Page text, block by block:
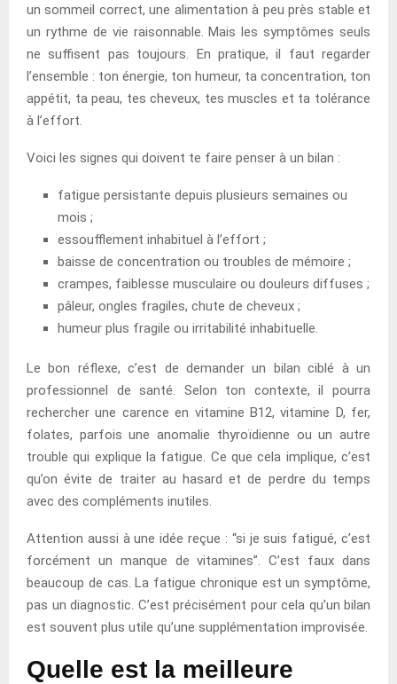
un sommeil correct, une alimentation à peu près stable et
un rythme de vie raisonnable. Mais les symptômes seuls
ne suffisent pas toujours. En pratique, il faut regarder
l’ensemble : ton énergie, ton humeur, ta concentration, ton
appétit, ta peau, tes cheveux, tes muscles et ta tolérance
à l’effort.
Voici les signes qui doivent te faire penser à un bilan :
fatigue persistante depuis plusieurs semaines ou
mois ;
essoufflement inhabituel à l’effort ;
baisse de concentration ou troubles de mémoire ;
crampes, faiblesse musculaire ou douleurs diffuses ;
pâleur, ongles fragiles, chute de cheveux ;
humeur plus fragile ou irritabilité inhabituelle.
Le bon réflexe, c’est de demander un bilan ciblé à un
professionnel de santé. Selon ton contexte, il pourra
rechercher une carence en vitamine B12, vitamine D, fer,
folates, parfois une anomalie thyroïdienne ou un autre
trouble qui explique la fatigue. Ce que cela implique, c’est
qu’on évite de traiter au hasard et de perdre du temps
avec des compléments inutiles.
Attention aussi à une idée reçue : “si je suis fatigué, c’est
forcément un manque de vitamines”. C’est faux dans
beaucoup de cas. La fatigue chronique est un symptôme,
pas un diagnostic. C’est précisément pour cela qu’un bilan
est souvent plus utile qu’une supplémentation improvisée.
Quelle est la meilleure